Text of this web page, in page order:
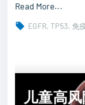
度
）
在
下
Read More..."
质
EGFR TP53 免
儿童高